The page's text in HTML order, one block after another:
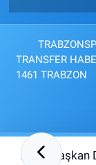
TRANSFER
1461 TRABZON
21:02